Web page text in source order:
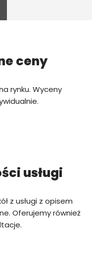
ceny
rynku. Wyceny
usługi
z usługi z opisem
Oferujemy również